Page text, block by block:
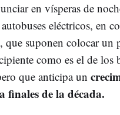
en vísperas de
eléctricos, en
que suponen colocar un
como es el de los
que anticipa un
finales de la década.